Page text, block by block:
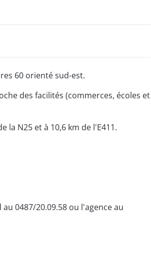
60 orienté sud-est.
des facilités (commerces, écoles et
la N25 et à 10,6 km de l'E411.
0487/20.09.58 ou l'agence au